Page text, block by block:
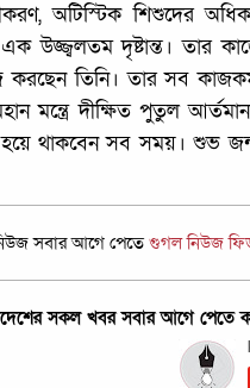
অটিস্টিক শিশুদের
এক উজ্জ্বলতম দৃষ্টান্ত। তার
তিনি। তার সব
মন্ত্রে দীক্ষিত পুতুল
থাকবেন সব সময়। শুভ
সবার আগে পেতেগুগল নিউজ
সকল খবর সবার আগে পেতে